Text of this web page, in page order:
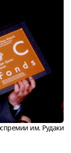
им. Рудаки